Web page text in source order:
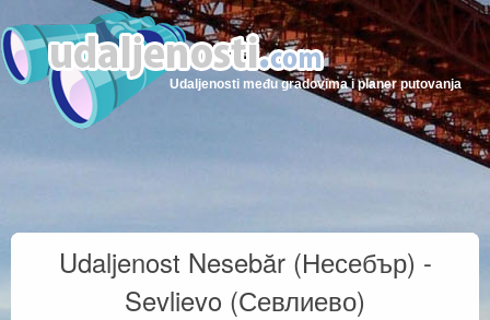
Udaljenosti među gradovima i planer putovanja
Udaljenost Nesebăr (Несебър) -
Sevlievo (Севлиево)